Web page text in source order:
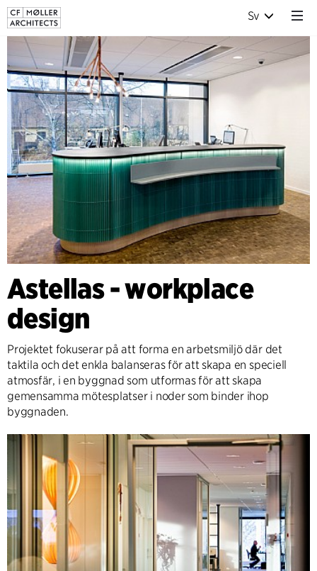
Sv
Astellas - workplace
design
Projektet fokuserar på att forma en arbetsmiljö där det
taktila och det enkla balanseras för att skapa en speciell
atmosfär, i en byggnad som utformas för att skapa
gemensamma mötesplatser i noder som binder ihop
byggnaden.